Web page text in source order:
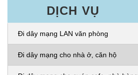
DỊCH VỤ
Đi dây mạng LAN văn phòng
Đi dây mạng cho nhà ở, căn hộ